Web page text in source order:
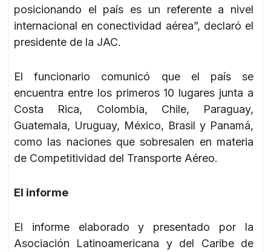
posicionando el país es un referente a nivel
internacional en conectividad aérea”, declaró el
presidente de la JAC.
El funcionario comunicó que el país se
encuentra entre los primeros 10 lugares junta a
Costa Rica, Colombia, Chile, Paraguay,
Guatemala, Uruguay, México, Brasil y Panamá,
como las naciones que sobresalen en materia
de Competitividad del Transporte Aéreo.
El informe
El informe elaborado y presentado por la
Asociación Latinoamericana y del Caribe de